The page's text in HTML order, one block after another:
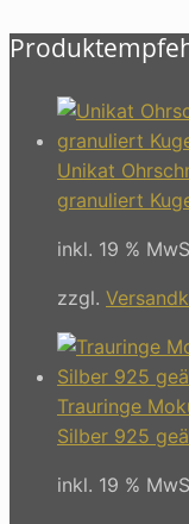
Unikat
granuliert
inkl. 19 %
zzgl.
Trauringe
Silber 925
inkl. 19 %